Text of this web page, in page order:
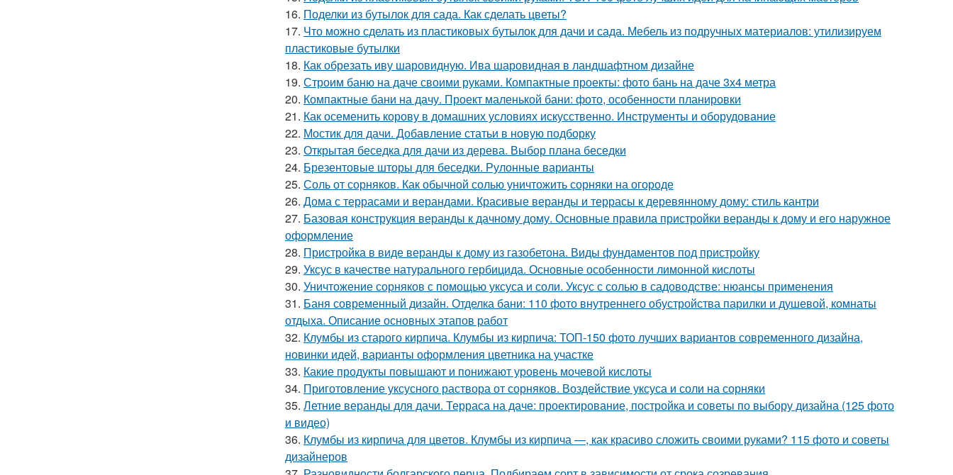
16. Поделки из бутылок для сада. Как сделать цветы?
17. Что можно сделать из пластиковых бутылок для дачи и сада. Мебель из подручных материалов: утилизируем
пластиковые бутылки
18. Как обрезать иву шаровидную. Ива шаровидная в ландшафтном дизайне
19. Строим баню на даче своими руками. Компактные проекты: фото бань на даче 3х4 метра
20. Компактные бани на дачу. Проект маленькой бани: фото, особенности планировки
21. Как осеменить корову в домашних условиях искусственно. Инструменты и оборудование
22. Мостик для дачи. Добавление статьи в новую подборку
23. Открытая беседка для дачи из дерева. Выбор плана беседки
24. Брезентовые шторы для беседки. Рулонные варианты
25. Соль от сорняков. Как обычной солью уничтожить сорняки на огороде
26. Дома с террасами и верандами. Красивые веранды и террасы к деревянному дому: стиль кантри
27. Базовая конструкция веранды к дачному дому. Основные правила пристройки веранды к дому и его наружное
оформление
28. Пристройка в виде веранды к дому из газобетона. Виды фундаментов под пристройку
29. Уксус в качестве натурального гербицида. Основные особенности лимонной кислоты
30. Уничтожение сорняков с помощью уксуса и соли. Уксус с солью в садоводстве: нюансы применения
31. Баня современный дизайн. Отделка бани: 110 фото внутреннего обустройства парилки и душевой, комнаты
отдыха. Описание основных этапов работ
32. Клумбы из старого кирпича. Клумбы из кирпича: ТОП-150 фото лучших вариантов современного дизайна,
новинки идей, варианты оформления цветника на участке
33. Какие продукты повышают и понижают уровень мочевой кислоты
34. Приготовление уксусного раствора от сорняков. Воздействие уксуса и соли на сорняки
35. Летние веранды для дачи. Терраса на даче: проектирование, постройка и советы по выбору дизайна (125 фото
и видео)
36. Клумбы из кирпича для цветов. Клумбы из кирпича —, как красиво сложить своими руками? 115 фото и советы
дизайнеров